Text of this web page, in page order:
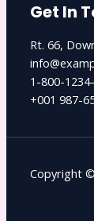
Get In
Rt. 66,
1-800-
+001 987-
Copyright